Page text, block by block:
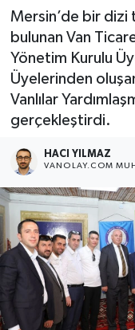
Mersin’de bir dizi
bulunan Van
Yönetim Kurulu
Üyelerinden
Vanlılar
gerçekleştirdi.
HACI YILMAZ
VANOLAY.COM
Bilim &
Dünya
RESMİ
Son Dakika
Haber Arşivi